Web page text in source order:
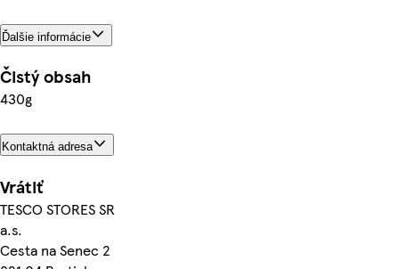
Ďalšie informácie
Čistý obsah
430g
Kontaktná adresa
Vrátiť
TESCO STORES SR
a.s.
Cesta na Senec 2